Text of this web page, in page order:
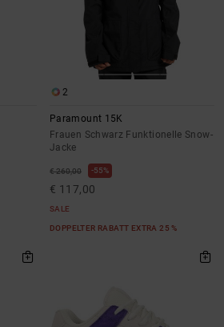
2
Paramount 15K
Frauen Schwarz Funktionelle Snow-
Jacke
€ 260,00 55%
€ 117,00
SALE
DOPPELTER RABATT EXTRA 25 %